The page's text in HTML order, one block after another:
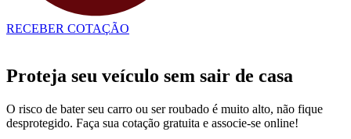
RECEBER COTAÇÃO
Proteja seu veículo sem sair de casa
O risco de bater seu carro ou ser roubado é muito alto, não fique
desprotegido. Faça sua cotação gratuita e associe-se online!